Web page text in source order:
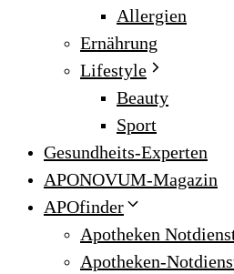
Allergien
Ernährung
Lifestyle
Beauty
Sport
Gesundheits-Experten
APONOVUM-Magazin
APOfinder
Apotheken
Apotheken-